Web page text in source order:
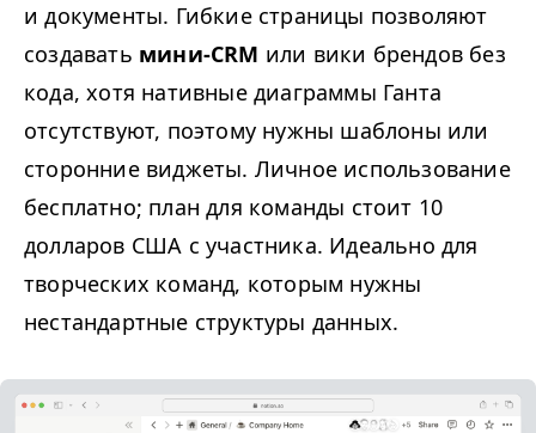
и документы. Гибкие страницы позволяют
создавать мини-CRM или вики брендов без
кода, хотя нативные диаграммы Ганта
отсутствуют, поэтому нужны шаблоны или
сторонние виджеты. Личное использование
бесплатно; план для команды стоит 10
долларов США с участника. Идеально для
творческих команд, которым нужны
нестандартные структуры данных.